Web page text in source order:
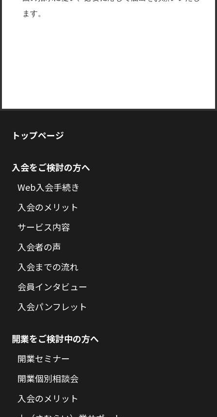
ます。
トップページ
入会をご検討の方へ
Web入会手続き
入会のメリット
サービス内容
入会者の声
入会までの流れ
会員インタビュー
入会パンフレット
開業をご検討中の方へ
開業セミナー
開業個別相談会
入会のメリット